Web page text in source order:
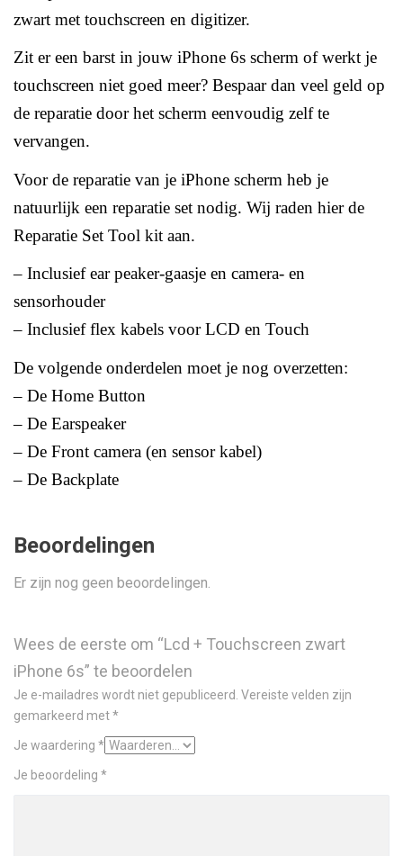
zwart met touchscreen en digitizer.
Zit er een barst in jouw iPhone 6s scherm of werkt je
touchscreen niet goed meer? Bespaar dan veel geld op
de reparatie door het scherm eenvoudig zelf te
vervangen.
Voor de reparatie van je iPhone scherm heb je
natuurlijk een reparatie set nodig. Wij raden hier de
Reparatie Set Tool kit aan.
– Inclusief ear peaker-gaasje en camera- en
sensorhouder
– Inclusief flex kabels voor LCD en Touch
De volgende onderdelen moet je nog overzetten:
– De Home Button
– De Earspeaker
– De Front camera (en sensor kabel)
– De Backplate
Beoordelingen
Er zijn nog geen beoordelingen.
Wees de eerste om “Lcd + Touchscreen zwart
iPhone 6s” te beoordelen
Je e-mailadres wordt niet gepubliceerd. Vereiste velden zijn
gemarkeerd met*
Je waardering *
Je beoordeling *